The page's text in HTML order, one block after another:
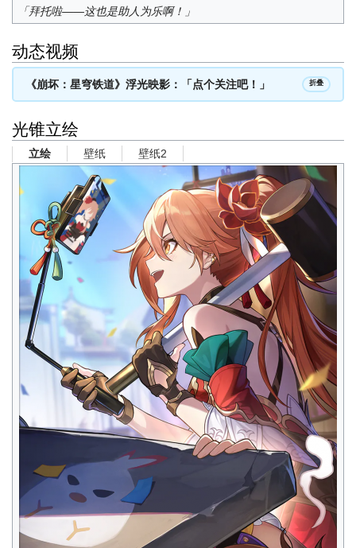
「拜托啦——这也是助人为乐啊！」
动态视频
《崩坏：星穹铁道》浮光映影：「点个关注吧！」 折叠
光锥立绘
立绘 壁纸 壁纸2